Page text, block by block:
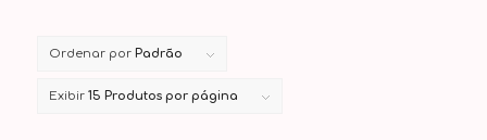
Ordenar por Padrão
Exibir 15 Produtos por página